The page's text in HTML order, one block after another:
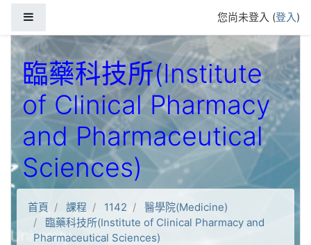
您尚未登入 (登入)
臨藥科技所(Institute
of Clinical Pharmacy
and Pharmaceutical
Sciences)
首頁 課程 1142
醫學院(Medicine)
臨藥科技所(Institute of Clinical Pharmacy and
Pharmaceutical Sciences)